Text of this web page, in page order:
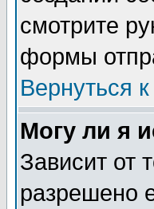
смотрите
формы
Вернуться
Могу ли я
Зависит от
разрешено